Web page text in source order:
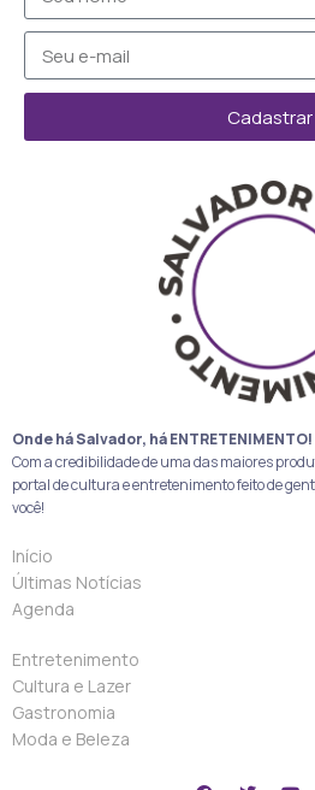
Cadastrar
Onde há Salvador, há ENTRETENIMENTO!
Com a credibilidade de uma das maiores
portal de cultura e entretenimento feito de
você!
Início
Últimas Notícias
Agenda
Entretenimento
Cultura e Lazer
Gastronomia
Moda e Beleza